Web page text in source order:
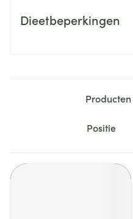
Dieetbeperkingen
Producten
Sorteer op: